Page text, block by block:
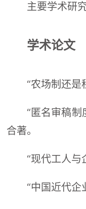
主要学术研
学术论文
“农场制还
“匿名审稿
合著。
“现代工人
“中国近代